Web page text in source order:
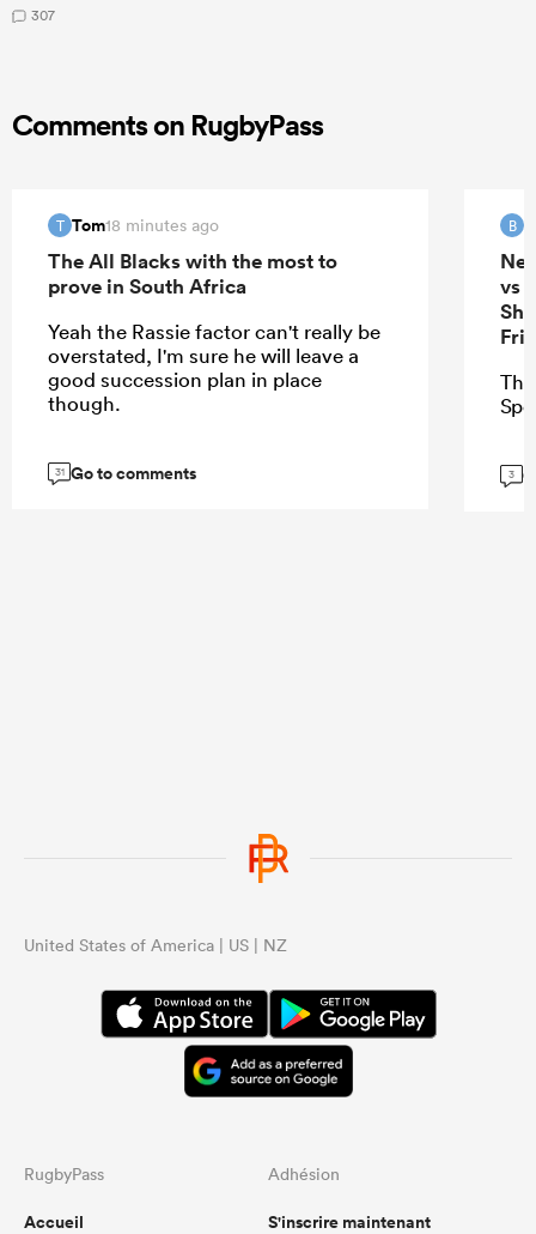
307
Comments on RugbyPass
T Tom18 minutes ago
The All Blacks with the most to
prove in South Africa
Yeah the Rassie factor can't really be
overstated, I'm sure he will leave a
good succession plan in place
though.
31 Go to comments
B
vs
3
United States of America | US | NZ
RugbyPass
Accueil
Adhésion
S'inscrire maintenant